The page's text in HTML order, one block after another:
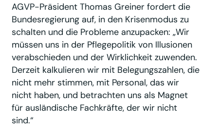
AGVP-Präsident Thomas Greiner fordert die
Bundesregierung auf, in den Krisenmodus zu
schalten und die Probleme anzupacken: „Wir
müssen uns in der Pflegepolitik von Illusionen
verabschieden und der Wirklichkeit zuwenden.
Derzeit kalkulieren wir mit Belegungszahlen, die
nicht mehr stimmen, mit Personal, das wir
nicht haben, und betrachten uns als Magnet
für ausländische Fachkräfte, der wir nicht
sind.“